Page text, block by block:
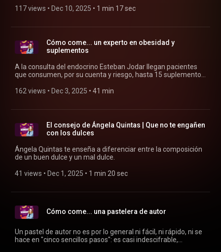
117 views • Dec 10, 2025 • 1 min 17 sec
Cómo come... un experto en obesidad y
suplementos
A la consulta del endocrino Esteban Jodar llegan pacientes
que consumen, por su cuenta y riesgo, hasta 15 suplementos
adentramos en la burbuja de los suplementos para descubrir
162 views • Dec 3, 2025 • 41 min
El consejo de Ángela Quintas | Que no te engañen
con los dulces
Ángela Quintas te enseña a diferenciar entre la composición
de un buen dulce y un mal dulce.
41 views • Dec 1, 2025 • 1 min 20 sec
Cómo come... una pastelera de autor
Un pastel de autor no es por lo general ni fácil, ni rápido, ni se
hace en "cinco sencillos pasos": es casi indescifrable,